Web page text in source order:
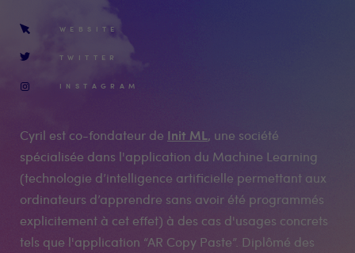
WEBSITE
TWITTER
INSTAGRAM
Cyril est co-fondateur de Init ML, une société
spécialisée dans l'application du Machine Learning
(technologie d’intelligence artificielle permettant aux
ordinateurs d’apprendre sans avoir été programmés
explicitement à cet effet) à des cas d'usages concrets
tels que l'application “AR Copy Paste”. Diplômé des